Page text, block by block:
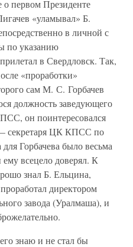
первом Президенте
«уламывал» Б.
в личной с
по указанию
в Свердловск. Так,
«проработки»
сам М. С. Горбачев
должность заведующего
он поинтересовался
секретаря ЦК КПСС по
Горбачева было весьма
всецело доверял. К
знал Б. Ельцина,
директором
завода (Уралмаша), и
знаю и не стал бы